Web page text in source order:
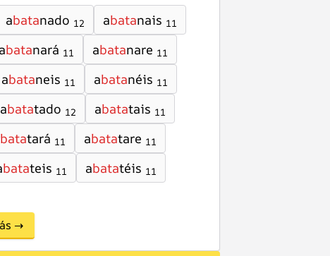
abatanado 12 abatanais 11
abatanará 11 abatanare 11
abataneis 11 abatanéis 11
abatatado 12 abatatais 11
batatará 11 abatatare 11
batateis 11 abatatéis 11
→